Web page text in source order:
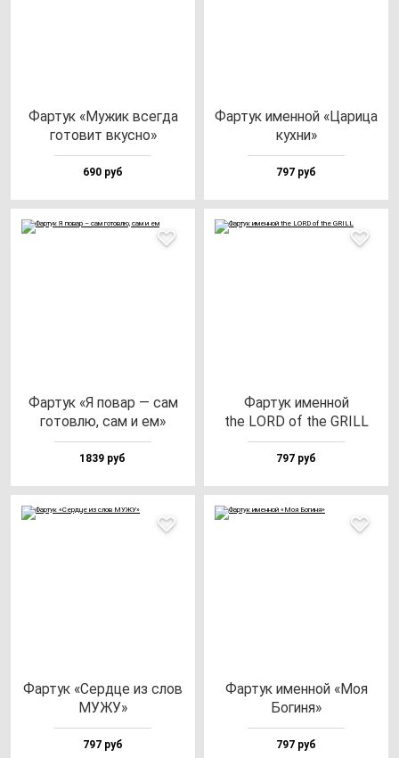
Фар­тук «Мужик всег­да
го­то­вит вкус­но»
690 руб
Фар­тук имен­ной «Цари­ца
кух­ни»
797 руб
Фар­тук «Я по­вар — сам
го­тов­лю, сам и ем»
1839 руб
Фар­тук имен­ной
the LORD of the GRILL
797 руб
Фар­тук «Сер­дце из слов
МУЖУ»
797 руб
Фар­тук имен­ной «Моя
Боги­ня»
797 руб